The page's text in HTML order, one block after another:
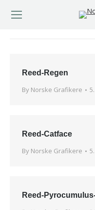
Reed-Regen
By Norske Grafikere
Reed-Catface
By Norske Grafikere
Reed-